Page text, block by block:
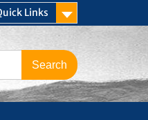
Links